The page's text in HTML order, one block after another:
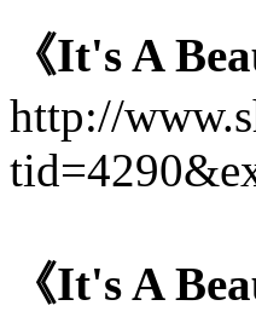
《It's A
http://
《It's A